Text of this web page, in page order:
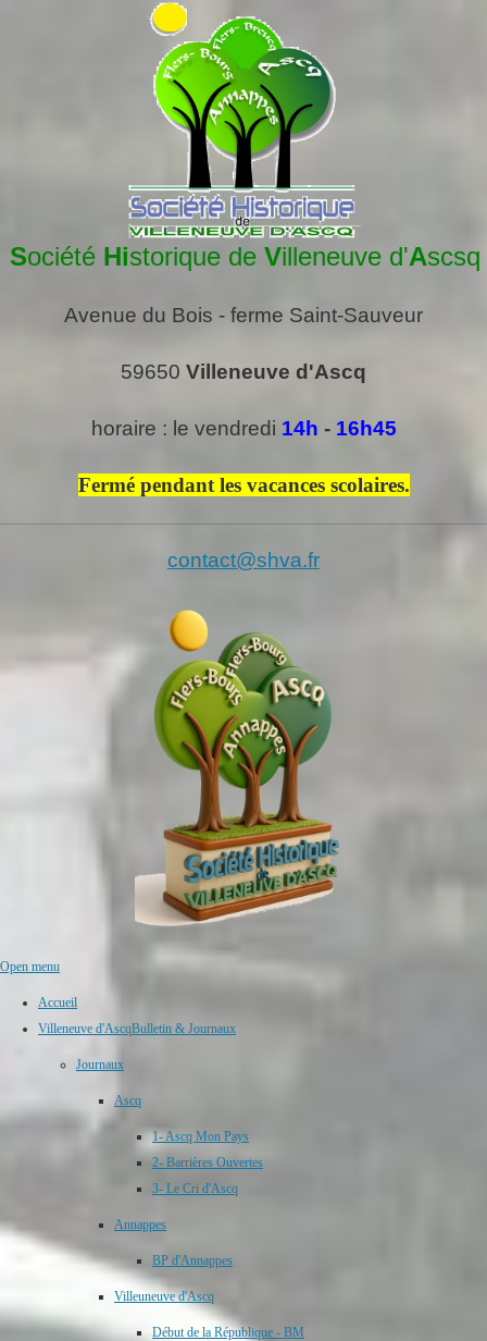
Société Historique de Villeneuve d'Ascsq
Avenue du Bois - ferme Saint-Sauveur
59650 Villeneuve d'Ascq
horaire : le vendredi 14h - 16h45
Fermé pendant les vacances scolaires.
contact@shva.fr
Open menu
Accueil
Villeneuve d'AscqBulletin & Journaux
Journaux
Ascq
1- Ascq Mon Pays
2- Barrières Ouvertes
3- Le Cri d'Ascq
Annappes
BP d'Annappes
Villeuneuve d'Ascq
Début de la République - BM